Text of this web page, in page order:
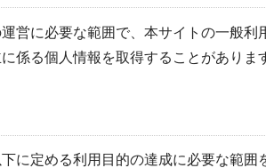
営に必要な範囲で、本サイトの一般利
係る個人情報を取得することがありま
定める利用目的の達成に必要な範囲